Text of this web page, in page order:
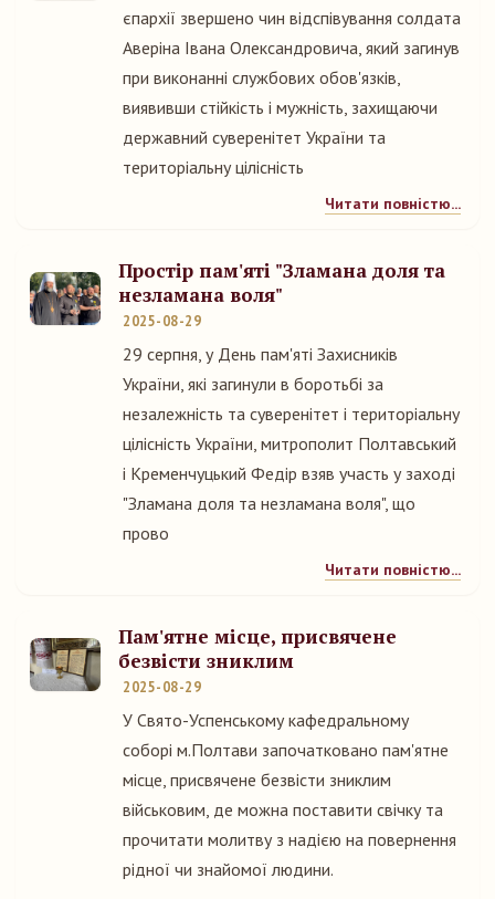
єпархії звершено чин відспівування солдата
Аверіна Івана Олександровича, який загинув
при виконанні службових обов'язків,
виявивши стійкість і мужність, захищаючи
державний суверенітет України та
територіальну цілісність
Читати повністю...
Простір пам'яті "Зламана доля та
незламана воля"
2025-08-29
29 серпня, у День пам'яті Захисників
України, які загинули в боротьбі за
незалежність та суверенітет і територіальну
цілісність України, митрополит Полтавський
і Кременчуцький Федір взяв участь у заході
"Зламана доля та незламана воля", що
прово
Читати повністю...
Пам'ятне місце, присвячене
безвісти зниклим
2025-08-29
У Свято-Успенському кафедральному
соборі м.Полтави започатковано пам'ятне
місце, присвячене безвісти зниклим
військовим, де можна поставити свічку та
прочитати молитву з надією на повернення
рідної чи знайомої людини.